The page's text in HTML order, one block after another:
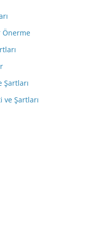
Önerme
Şartları
ve Şartları